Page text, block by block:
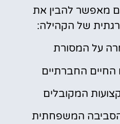
מאפשר להבין את
של הקהילה:
על המסורת
החיים החברתיים
המקובלים
המשפחתית